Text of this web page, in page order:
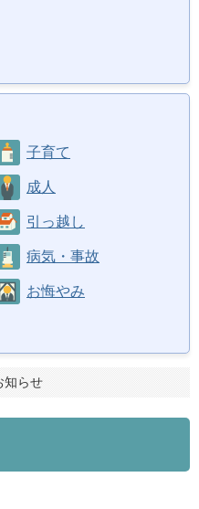
子育て
成人
引っ越し
病気・事故
お悔やみ
知らせ